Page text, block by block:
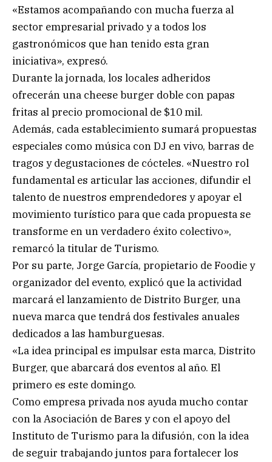
«Estamos acompañando con mucha fuerza al
sector empresarial privado y a todos los
gastronómicos que han tenido esta gran
iniciativa», expresó.
Durante la jornada, los locales adheridos
ofrecerán una cheese burger doble con papas
fritas al precio promocional de $10 mil.
Además, cada establecimiento sumará propuestas
especiales como música con DJ en vivo, barras de
tragos y degustaciones de cócteles. «Nuestro rol
fundamental es articular las acciones, difundir el
talento de nuestros emprendedores y apoyar el
movimiento turístico para que cada propuesta se
transforme en un verdadero éxito colectivo»,
remarcó la titular de Turismo.
Por su parte, Jorge García, propietario de Foodie y
organizador del evento, explicó que la actividad
marcará el lanzamiento de Distrito Burger, una
nueva marca que tendrá dos festivales anuales
dedicados a las hamburguesas.
«La idea principal es impulsar esta marca, Distrito
Burger, que abarcará dos eventos al año. El
primero es este domingo.
Como empresa privada nos ayuda mucho contar
con la Asociación de Bares y con el apoyo del
Instituto de Turismo para la difusión, con la idea
de seguir trabajando juntos para fortalecer los